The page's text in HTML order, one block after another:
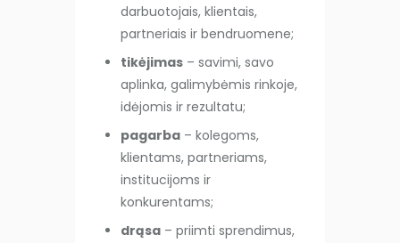
darbuotojais, klientais,
partneriais ir bendruomene;
tikėjimas – savimi, savo
aplinka, galimybėmis rinkoje,
idėjomis ir rezultatu;
pagarba – kolegoms,
klientams, partneriams,
institucijoms ir
konkurentams;
drąsa – priimti sprendimus,